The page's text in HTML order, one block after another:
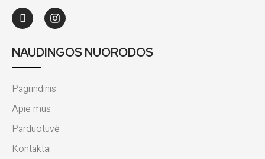
NAUDINGOS NUORODOS
Pagrindinis
Apie mus
Parduotuvė
Kontaktai